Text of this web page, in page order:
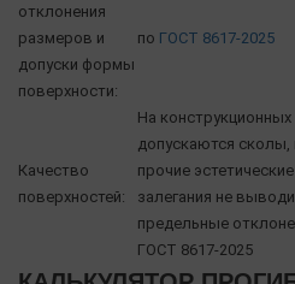
отклонения
размеров и
допуски формы
поверхности:
по ГОСТ 8617-2025
Качество
поверхностей:
На
допускаются сколы,
прочие
залегания не
предельные
ГОСТ 8617-2025